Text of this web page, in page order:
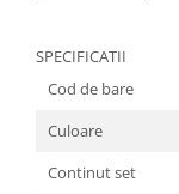
SPECIFICATII
Cod de bare
Culoare
Continut set